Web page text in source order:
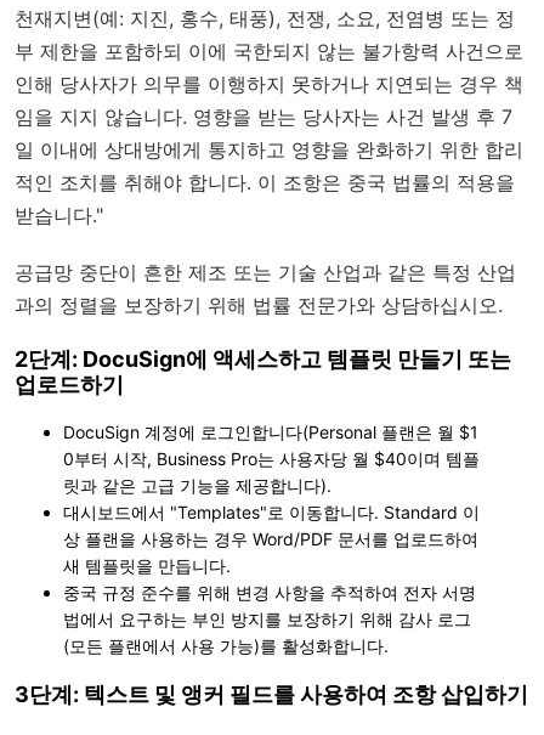
천재지변(예: 지진, 홍수, 태풍), 전쟁, 소요, 전염병 또는 정
부 제한을 포함하되 이에 국한되지 않는 불가항력 사건으로
인해 당사자가 의무를 이행하지 못하거나 지연되는 경우 책
임을 지지 않습니다. 영향을 받는 당사자는 사건 발생 후 7
일 이내에 상대방에게 통지하고 영향을 완화하기 위한 합리
적인 조치를 취해야 합니다. 이 조항은 중국 법률의 적용을
받습니다."
공급망 중단이 흔한 제조 또는 기술 산업과 같은 특정 산업
과의 정렬을 보장하기 위해 법률 전문가와 상담하십시오.
2단계: DocuSign에 액세스하고 템플릿 만들기 또는
업로드하기
DocuSign 계정에 로그인합니다(Personal 플랜은 월 $1
0부터 시작, Business Pro는 사용자당 월 $40이며 템플
릿과 같은 고급 기능을 제공합니다).
대시보드에서 "Templates"로 이동합니다. Standard 이
상 플랜을 사용하는 경우 Word/PDF 문서를 업로드하여
새 템플릿을 만듭니다.
중국 규정 준수를 위해 변경 사항을 추적하여 전자 서명
법에서 요구하는 부인 방지를 보장하기 위해 감사 로그
(모든 플랜에서 사용 가능)를 활성화합니다.
3단계: 텍스트 및 앵커 필드를 사용하여 조항 삽입하기